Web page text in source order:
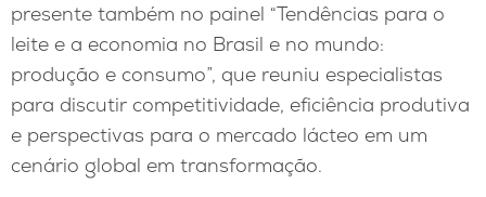
presente também no painel “Tendências para o
leite e a economia no Brasil e no mundo:
produção e consumo”, que reuniu especialistas
para discutir competitividade, eficiência produtiva
e perspectivas para o mercado lácteo em um
cenário global em transformação.